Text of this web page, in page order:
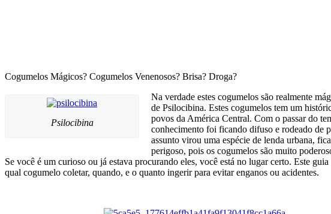
Cogumelos Mágicos? Cogumelos Venenosos? Brisa? Droga?
Psilocibina
Na verdade estes cogumelos são realmente
de Psilocibina. Estes cogumelos tem um
povos da América Central. Com o passar do
conhecimento foi ficando difuso e rodeado de
assunto virou uma espécie de lenda urbana,
perigoso, pois os cogumelos são muito
Se você é um curioso ou já estava procurando eles, você está no lugar certo. Este
qual cogumelo coletar, quando, e o quanto ingerir para evitar enganos ou acidentes.